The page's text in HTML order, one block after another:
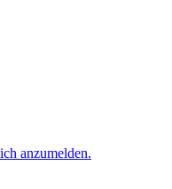
anzumelden.